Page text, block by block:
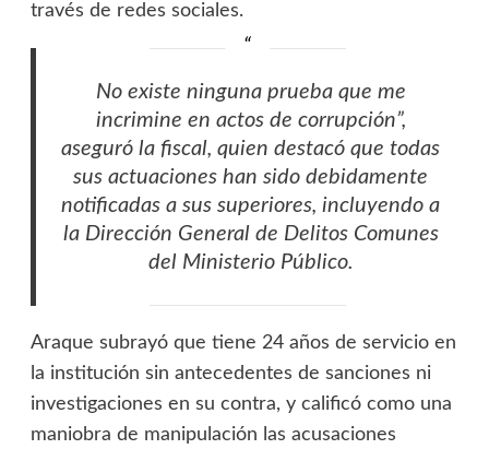
través de redes sociales.
No existe ninguna prueba que me
incrimine en actos de corrupción”,
aseguró la fiscal, quien destacó que todas
sus actuaciones han sido debidamente
notificadas a sus superiores, incluyendo a
la Dirección General de Delitos Comunes
del Ministerio Público.
Araque subrayó que tiene 24 años de servicio en
la institución sin antecedentes de sanciones ni
investigaciones en su contra, y calificó como una
maniobra de manipulación las acusaciones